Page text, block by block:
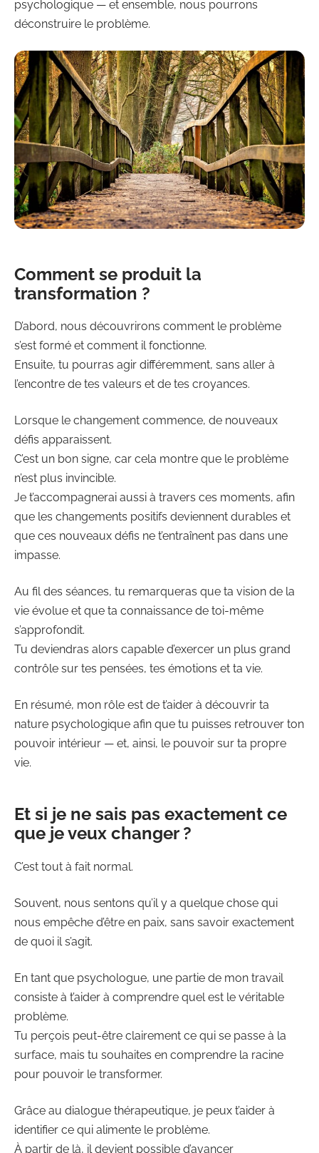
psychologique — et ensemble, nous pourrons
déconstruire le problème.
Comment se produit la
transformation ?
D’abord, nous découvrirons comment le problème
s’est formé et comment il fonctionne.
Ensuite, tu pourras agir différemment, sans aller à
l’encontre de tes valeurs et de tes croyances.
Lorsque le changement commence, de nouveaux
défis apparaissent.
C’est un bon signe, car cela montre que le problème
n’est plus invincible.
Je t’accompagnerai aussi à travers ces moments, afin
que les changements positifs deviennent durables et
que ces nouveaux défis ne t’entraînent pas dans une
impasse.
Au fil des séances, tu remarqueras que ta vision de la
vie évolue et que ta connaissance de toi-même
s’approfondit.
Tu deviendras alors capable d’exercer un plus grand
contrôle sur tes pensées, tes émotions et ta vie.
En résumé, mon rôle est de t’aider à découvrir ta
nature psychologique afin que tu puisses retrouver ton
pouvoir intérieur — et, ainsi, le pouvoir sur ta propre
vie.
Et si je ne sais pas exactement ce
que je veux changer ?
C’est tout à fait normal.
Souvent, nous sentons qu’il y a quelque chose qui
nous empêche d’être en paix, sans savoir exactement
de quoi il s’agit.
En tant que psychologue, une partie de mon travail
consiste à t’aider à comprendre quel est le véritable
problème.
Tu perçois peut-être clairement ce qui se passe à la
surface, mais tu souhaites en comprendre la racine
pour pouvoir le transformer.
Grâce au dialogue thérapeutique, je peux t’aider à
identifier ce qui alimente le problème.
À partir de là, il devient possible d’avancer